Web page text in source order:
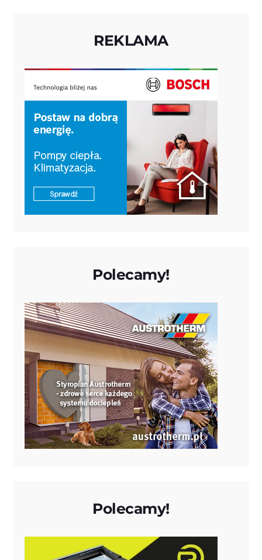
REKLAMA
Polecamy!
Polecamy!